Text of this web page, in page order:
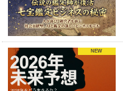
NEW